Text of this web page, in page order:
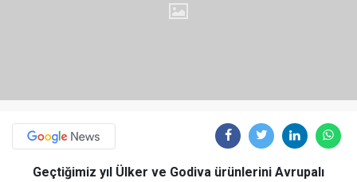
Geçtiğimiz yıl Ülker ve Godiva ürünlerini Avrupalı